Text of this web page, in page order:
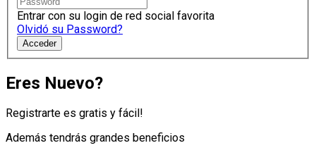
Entrar con su login de red social favorita
Olvidó su Password?
Acceder
Eres Nuevo?
Registrarte es gratis y fácil!
Además tendrás grandes beneficios